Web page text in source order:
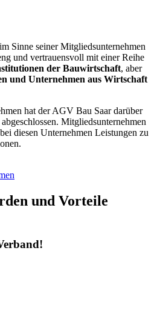
Sinne seiner Mitgliedsunternehmen
und vertrauensvoll mit einer Reihe
der Bauwirtschaft, aber
und Unternehmen aus Wirtschaft
hat der AGV Bau Saar darüber
abgeschlossen. Mitgliedsunternehmen
diesen Unternehmen Leistungen zu
und Vorteile